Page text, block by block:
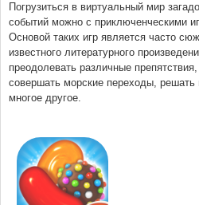
Погрузиться в виртуальный мир
событий можно с приключенческими
Основой таких игр является часто
известного литературного
преодолевать различные
совершать морские переходы, решать
многое другое.